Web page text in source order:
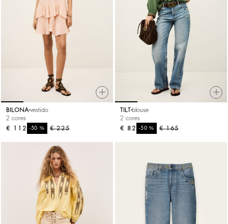
BILONA vestido
2 cores
€ 225
-50%
€ 112
TILT blouse
2 cores
€ 165
-50%
€ 82